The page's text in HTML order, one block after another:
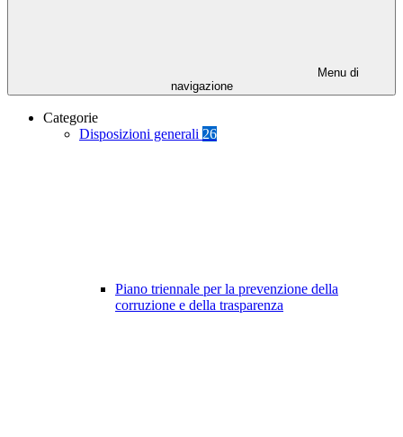
Menu di
navigazione
Categorie
Disposizioni generali 26
Piano triennale per la prevenzione della
corruzione e della trasparenza